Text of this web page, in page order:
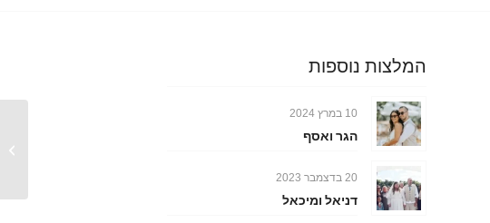
המלצות נוספות
10 במרץ 2024
הגר ואסף
20 בדצמבר 2023
דניאל ומיכאל
אלה